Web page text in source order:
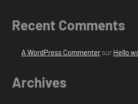
Recent Comments
A WordPress Commentersur Hello
Archives